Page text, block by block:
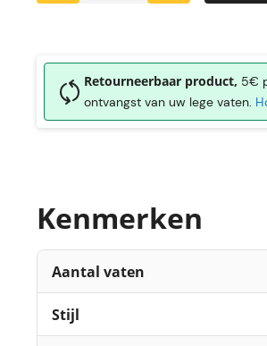
Retourneerbaar product, 5€
ontvangst van uw lege vaten.
Kenmerken
Aantal vaten
Stijl